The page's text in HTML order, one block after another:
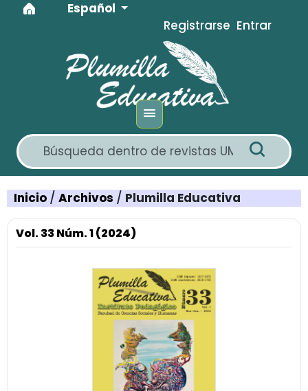
Ir al menú de navegación principal
Ir al contenido principal
Ir al pie de página del sitio
Idioma
Español
Registrarse Entrar
Inicio / Archivos / Plumilla Educativa
Vol. 33 Núm. 1 (2024)